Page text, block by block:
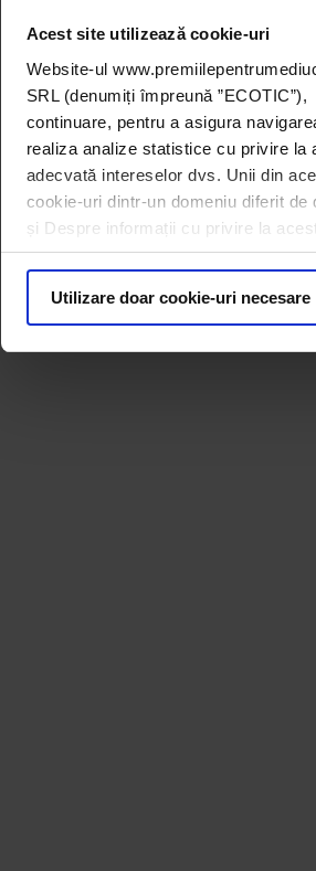
Acest site utilizează cookie-uri
Website-ul
SRL (denumiți împreună
continuare, pentru a asigura
realiza analize statistice cu privire la
adecvată intereselor dvs. Unii din
cookie-uri dintr-un domeniu diferit
și Despre informații cu privire la
Utilizare doar cookie-uri necesare